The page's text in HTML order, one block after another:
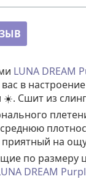
LUNA DREAM
вас в
Сшит из
на
по размеру
DREAM